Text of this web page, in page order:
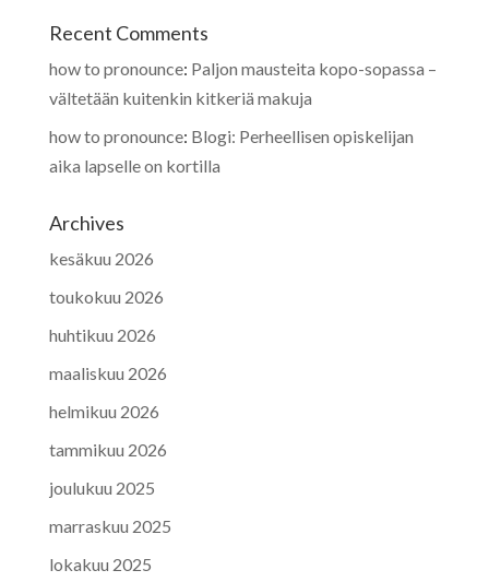
Recent Comments
how to pronounce: Paljon mausteita kopo-sopassa –
vältetään kuitenkin kitkeriä makuja
how to pronounce: Blogi: Perheellisen opiskelijan
aika lapselle on kortilla
Archives
kesäkuu 2026
toukokuu 2026
huhtikuu 2026
maaliskuu 2026
helmikuu 2026
tammikuu 2026
joulukuu 2025
marraskuu 2025
lokakuu 2025